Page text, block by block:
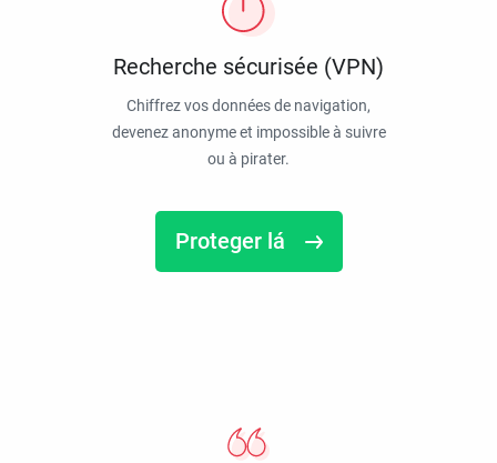
Recherche sécurisée (VPN)
Chiffrez vos données de navigation,
devenez anonyme et impossible à suivre
ou à pirater.
Proteger lá